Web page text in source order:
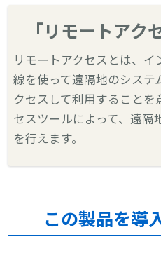
「リモートアク
リモートアクセスとは、
線を使って遠隔地のシス
クセスして利用することを
セスツールによって、遠
を行えます。
この製品を導